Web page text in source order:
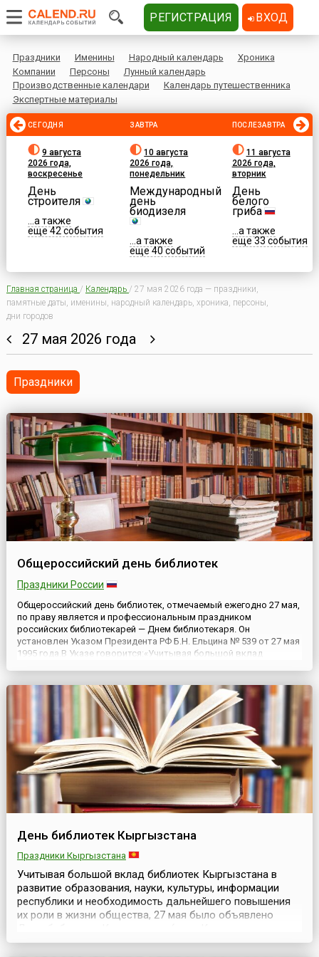
Праздники Именины Народный календарь
Хроника
Компании
Персоны
Лунный календарь
Производственные календари
Календарь путешественника
Экспертные материалы
СЕГОДНЯ
9 августа
2026 года,
воскресенье
День
строителя
...а также
еще 42 события
ЗАВТРА
10 августа
2026 года,
понедельник
Международный
день
биодизеля
...а также
еще 40 событий
ПОСЛЕЗАВТРА
11 августа
2026 года,
вторник
День
белого
гриба
...а также
еще 33 события
Главная страница / Календарь / 27 мая 2026 года — праздники,
памятные даты, именины, народный календарь, хроника, персоны,
дни городов
27 мая 2026 года
Праздники
Общероссийский день библиотек
Праздники России
Общероссийский день библиотек, отмечаемый ежегодно 27 мая,
по праву является и профессиональным праздником
российских библиотекарей — Днем библиотекаря. Он
установлен Указом Президента РФ Б.Н. Ельцина № 539 от 27 мая
1995 года.В Указе говорится:«Учитывая большой вклад
повышения их роли в ...
День библиотек Кыргызстана
Праздники Кыргызстана
Учитывая большой вклад библиотек Кыргызстана в
развитие образования, науки, культуры, информации
республики и необходимость дальнейшего повышения
их роли в жизни общества, 27 мая было объявлено
китепканалар күнү) Постановлением Правительства
РЕГИСТРАЦИЯ ВХОД